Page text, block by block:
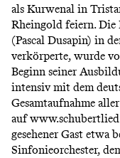
e
n
ü
als Kurwenal in
Rheingold feiern.
(Pascal Dusapin) in
verkörperte, wurde
Beginn seiner
intensiv mit dem
Gesamtaufnahme
auf
gesehener Gast etwa
Sinfonieorchester,